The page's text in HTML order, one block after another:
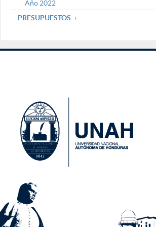
Año 2022
PRESUPUESTOS